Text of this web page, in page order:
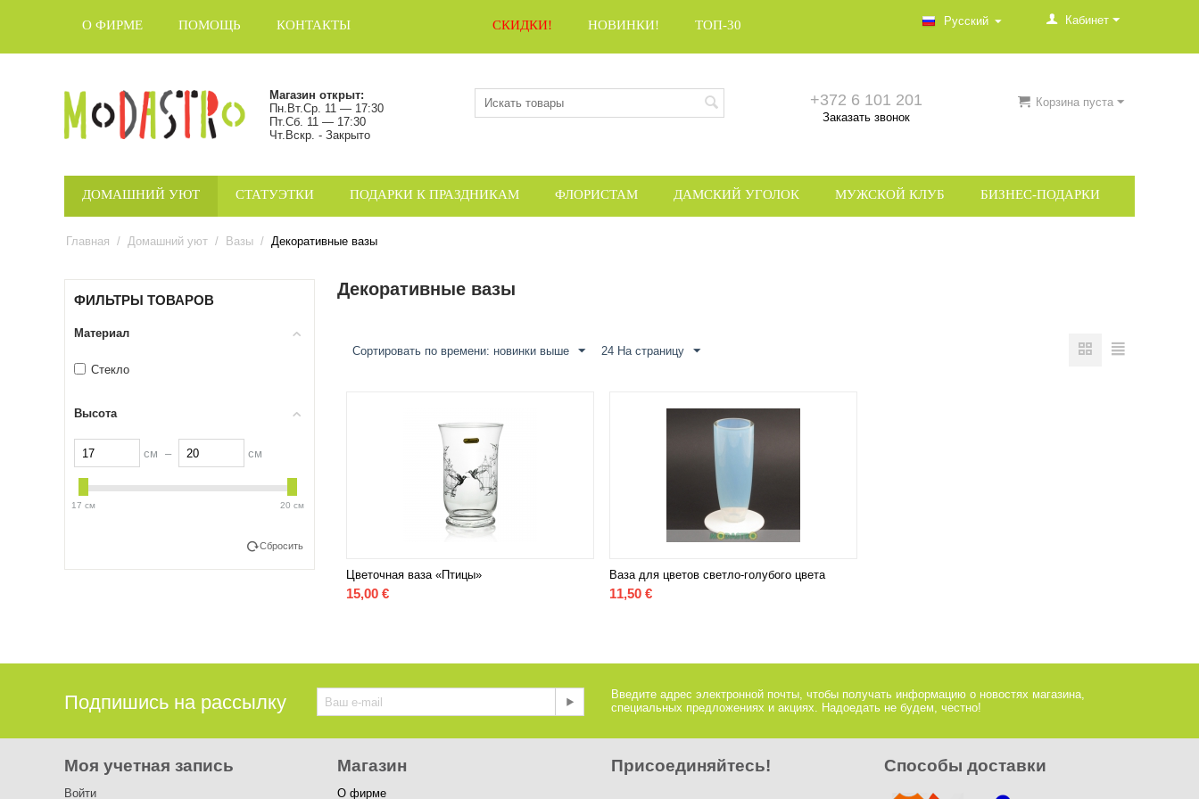
О ФИРМЕ ПОМОЩЬ КОНТАКТЫ СКИДКИ! НОВИНКИ! ТОП-30 Кабинет
Русский
Магазин открыт:
Пн.Вт.Ср. 11 — 17:30
Пт.Сб. 11 — 17:30
Чт.Вскр. - Закрыто
+372 6 101 201
Заказать звонок
Корзина пуста
ДОМАШНИЙ УЮТ СТАТУЭТКИ ПОДАРКИ К ПРАЗДНИКАМ ФЛОРИСТАМ ДАМСКИЙ УГОЛОК МУЖСКОЙ КЛУБ БИЗНЕС-ПОДАРКИ
Главная / Домашний уют / Вазы / Декоративные вазы
ФИЛЬТРЫ ТОВАРОВ
Материал
Стекло
Высота
см – см
17 см 20 см
Сбросить
Декоративные вазы
Сортировать по времени: новинки выше 24 На страницу
Цветочная ваза «Птицы»
15,00 €
Ваза для цветов светло-голубого цвета
11,50 €
Подпишись на рассылку
Введите адрес электронной почты, чтобы получать информацию о новостях магазина,
специальных предложениях и акциях. Надоедать не будем, честно!
Моя учетная запись
Войти
Магазин
О фирме
Присоединяйтесь! Способы доставки